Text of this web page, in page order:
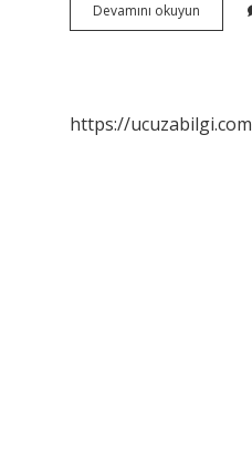
Devamını okuyun
Da
https://ucuzabilgi.com